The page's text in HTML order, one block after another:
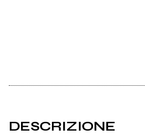
DESCRIZIONE